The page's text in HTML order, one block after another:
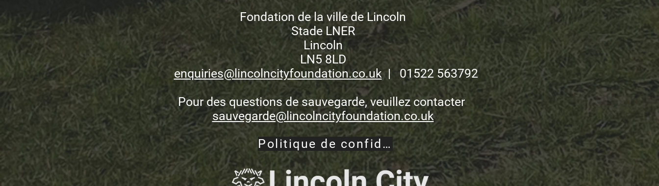
Fondation de la ville de Lincoln
Stade LNER
Lincoln
LN5 8LD
enquiries@lincolncityfoundation.co.uk| 01522 563792
Pour des questions de sauvegarde, veuillez contacter
sauvegarde@lincolncityfoundation.co.uk
Politique de confidentialité